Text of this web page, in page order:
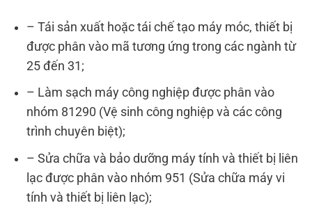
– Tái sản xuất hoặc tái chế tạo máy móc, thiết bị
được phân vào mã tương ứng trong các ngành từ
25 đến 31;
– Làm sạch máy công nghiệp được phân vào
nhóm 81290 (Vệ sinh công nghiệp và các công
trình chuyên biệt);
– Sửa chữa và bảo dưỡng máy tính và thiết bị liên
lạc được phân vào nhóm 951 (Sửa chữa máy vi
tính và thiết bị liên lạc);